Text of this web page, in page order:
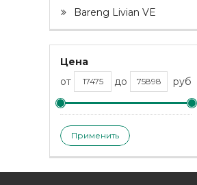
Bareng Livian VE
Цена
от
до руб
Применить